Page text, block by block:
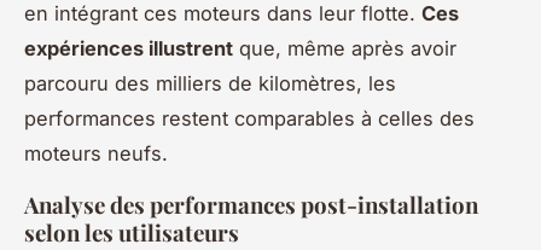
en intégrant ces moteurs dans leur flotte. Ces
expériences illustrent que, même après avoir
parcouru des milliers de kilomètres, les
performances restent comparables à celles des
moteurs neufs.
Analyse des performances post-installation
selon les utilisateurs